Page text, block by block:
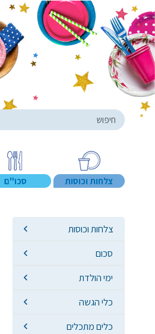
צלחות וכוסות סכו"ם
צלחות וכוסות
סכום
ימי הולדת
כלי הגשה
כלים מתכלים